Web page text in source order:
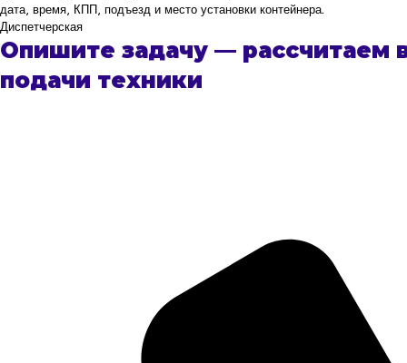
дата, время, КПП, подъезд и место установки контейнера.
Диспетчерская
Опишите задачу — рассчитаем
подачи техники